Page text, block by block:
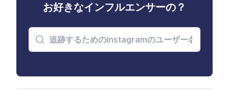
お好きなインフルエンサーの？